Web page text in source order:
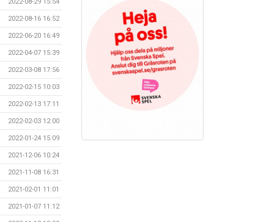
2022-08-16 16:52
2022-06-20 16:49
2022-04-07 15:39
2022-03-08 17:56
2022-02-15 10:03
2022-02-13 17:11
2022-02-03 12:00
2022-01-24 15:09
2021-12-06 10:24
2021-11-08 16:31
2021-02-01 11:01
2021-01-07 11:12